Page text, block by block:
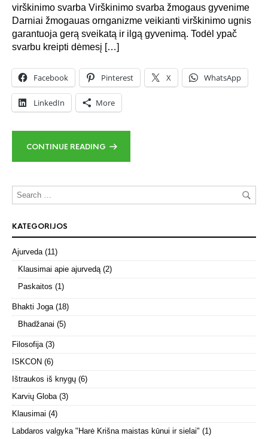
virškinimo svarba Virškinimo svarba žmogaus gyvenime
Darniai žmogauas ornganizme veikianti virškinimo ugnis
garantuoja gerą sveikatą ir ilgą gyvenimą. Todėl ypač
svarbu kreipti dėmesį […]
Facebook Pinterest X WhatsApp
LinkedIn More
CONTINUE READING
KATEGORIJOS
Ajurveda(11)
Klausimai apie ajurvedą(2)
Paskaitos (1)
Bhakti Joga(18)
Bhadžanai (5)
Filosofija(3)
ISKCON (6)
Ištraukos iš knygų (6)
Karvių Globa(3)
Klausimai (4)
Labdaros valgyka "Harė Krišna maistas kūnui ir sielai" (1)